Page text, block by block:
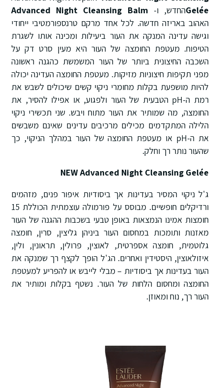
Geléeהחדש, ו- Advanced Night Cleansing Balm
האהוב באריזה חדשה. לכל אחד מרקם טרנספורמטיבי ייחודי
וגישה עדינה המנקה את העור ביעילות ומכינה אותו לשגרת
הטיפוח. מעטפת החומצה של העור היא מעין סרט דק על
השכבה החיצונית ביותר של העור המשמשת כהגנה ראשונה
מפני תקיפות חיצוניות מזיקות. מעטפת החומצה העדינה יכולה
להיות מושפעת בקלות מחומרי ניקוי קשים שיכולים לשבש את
רמת ה-pH הטבעית של העור ולפגוע, או אפילו להסיר, את
החומצה, מה שמותיר את העור מתוח ויבש. שני תכשירי ניקוי
הלילה המתקדמים מכילים מרכיבים עדינים שאינם משבשים
את ה-pH או מעטפת החומצה של העור במהלך הניקוי, כך
שהעור נותר רך וחלק.
NEW Advanced Night Cleansing Gelée
ג'ל ניקוי המסיר בעדינות אך ביסודיות איפור פנים, מזהמים
ורדיקלים חופשיים. מבוסס על פורמולה עוצמתית הכוללת 15
חומצות אמינו הנמצאות באופן טבעי בשכבות ההגנה של העור
מאזנות ותומכות במחסום העור ביניהן גליצין, סרין, חומצה
גלוטמית, חומצה אספרטית, לאוצין, פרולין, תראונין, ולין,
איזולאוצין, היסטידין ואחרים. הג'ל הופך לקצף רך שמנקה את
העור בעדינות אך ביסודיות – מבלי לייבש או להפריע למעטפת
החומצה ומחסום הלחות של העור. נשטף בקלות ומותיר את
העור רך, נוח ומאוזן.